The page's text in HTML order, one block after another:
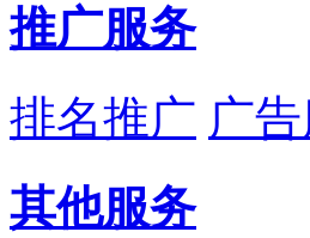
推广服务
排名推广 广
其他服务